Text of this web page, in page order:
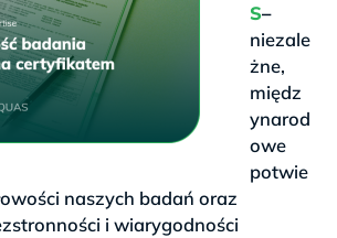
S–
niezale
żne,
międz
ynarod
owe
potwie
naszych badań oraz
i wiarygodności